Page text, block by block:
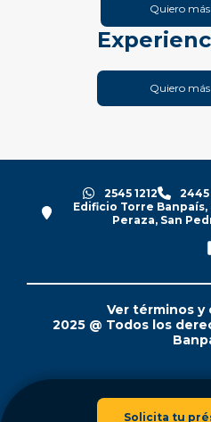
Solicita tu
Quiero más
Quiero más
2545 1212 2445
Edificio Torre
Peraza, San
Ver términos y
2025 @ Todos los